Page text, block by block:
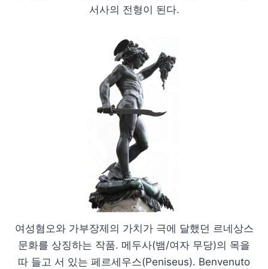
서사의 전형이 된다.
여성혐오와 가부장제의 가치가 극에 달했던 르네상스
문화를 상징하는 작품. 메두사(뱀/여자 무당)의 목을
따 들고 서 있는 페르세우스(Peniseus). Benvenuto